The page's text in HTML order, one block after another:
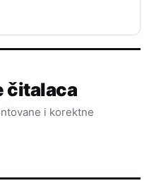
čitalaca
i korektne